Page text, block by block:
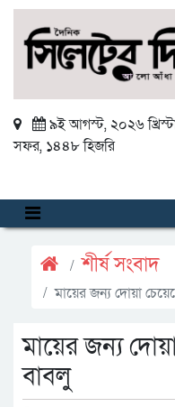
৯ই আগস্ট, ২০২৬
সফর, ১৪৪৮ হিজরি
শীর্ষ সংবাদ
মায়ের জন্য দোয়া
মায়ের জন্য
বাবলু